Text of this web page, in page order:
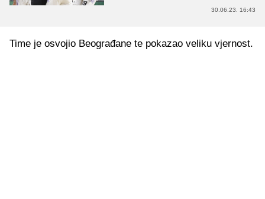
30.06.23. 16:43
Time je osvojio Beograđane te pokazao veliku vjernost.